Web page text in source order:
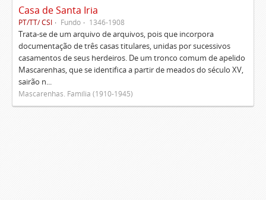
Casa de Santa Iria
PT/TT/ CSI Fundo 1346-1908
Trata-se de um arquivo de arquivos, pois que incorpora
documentação de três casas titulares, unidas por sucessivos
casamentos de seus herdeiros. De um tronco comum de apelido
Mascarenhas, que se identifica a partir de meados do século XV,
sairão n...
Mascarenhas. Família (1910-1945)